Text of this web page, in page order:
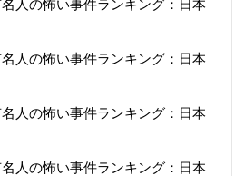
人の怖い事件ランキング：日本
人の怖い事件ランキング：日本
人の怖い事件ランキング：日本
人の怖い事件ランキング：日本